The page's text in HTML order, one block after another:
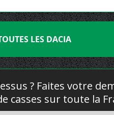
LES DACIA
? Faites votre
casses sur toute la